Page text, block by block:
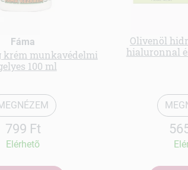
Fáma
krém munkavédelmi
100 ml
799 Ft
Elérhetõ
Olivenöl
hialuronnal